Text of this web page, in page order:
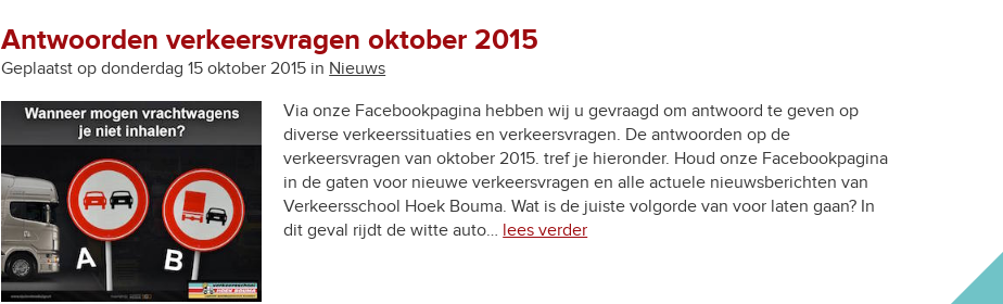
Antwoorden verkeersvragen oktober 2015
Geplaatst op donderdag 15 oktober 2015 in Nieuws
Via onze Facebookpagina hebben wij u gevraagd om antwoord te geven op
diverse verkeerssituaties en verkeersvragen. De antwoorden op de
verkeersvragen van oktober 2015. tref je hieronder. Houd onze Facebookpagina
in de gaten voor nieuwe verkeersvragen en alle actuele nieuwsberichten van
Verkeersschool Hoek Bouma. Wat is de juiste volgorde van voor laten gaan? In
dit geval rijdt de witte auto… lees verder